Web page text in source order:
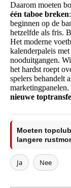
Daarom moeten
één taboe breken
beginnen op de
hetzelfde als fris.
Het moderne
kalenderpaleis
nooduitgangen.
het hardst roept
spelers behandelt
nieuwe
Moeten
langere
Ja Nee